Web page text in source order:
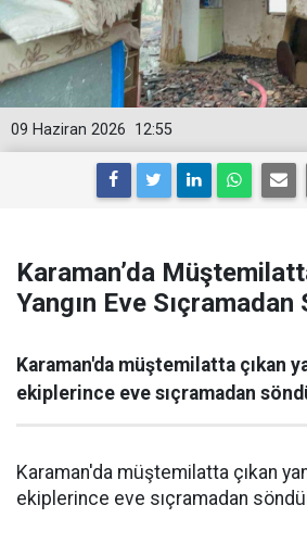
12:55
09 Haziran 2026
Karaman’da
Yangın Eve
Karaman'da müştemilatta çıkan
ekiplerince eve sıçramadan
Karaman'da müştemilatta çıkan
ekiplerince eve sıçramadan